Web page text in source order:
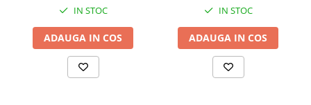
IN STOC
ADAUGA IN COS
IN STOC
ADAUGA IN COS